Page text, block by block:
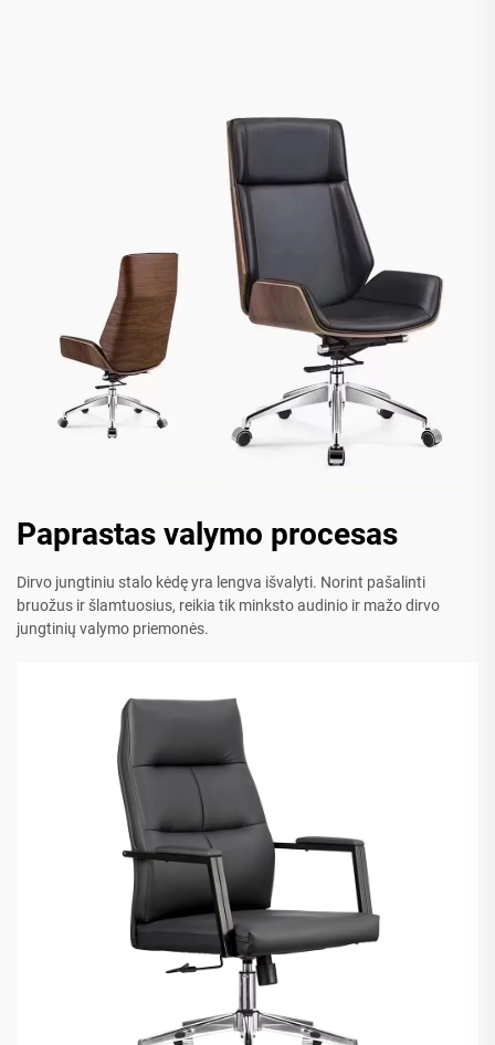
Paprastas valymo procesas
Dirvo jungtiniu stalo kėdę yra lengva išvalyti. Norint pašalinti
bruožus ir šlamtuosius, reikia tik minksto audinio ir mažo dirvo
jungtinių valymo priemonės.